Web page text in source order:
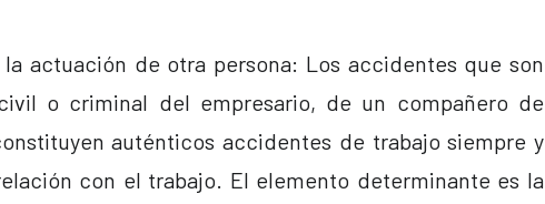
actuación de otra persona: Los accidentes que son
o criminal del empresario, de un compañero de
auténticos accidentes de trabajo siempre y
con el trabajo. El elemento determinante es la